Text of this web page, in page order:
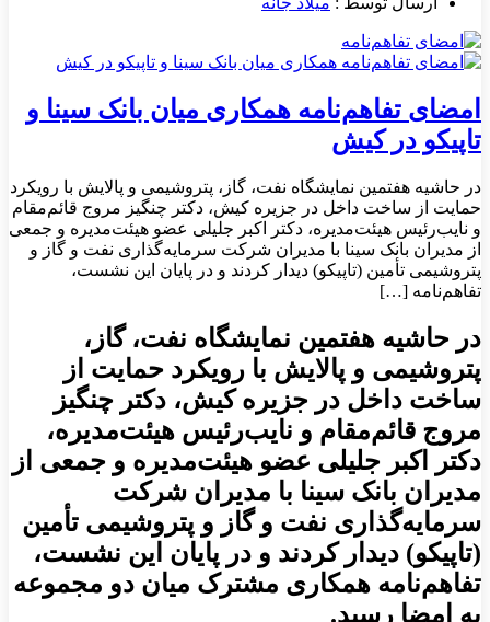
امضای تفاهم‌نامه همکاری میان بانک سینا و
تاپیکو در کیش
در حاشیه هفتمین نمایشگاه نفت، گاز، پتروشیمی و پالایش با رویکرد
حمایت از ساخت داخل در جزیره کیش، دکتر چنگیز مروج قائم‌مقام
و نایب‌رئیس هیئت‌مدیره، دکتر اکبر جلیلی عضو هیئت‌مدیره و جمعی
از مدیران بانک سینا با مدیران شرکت سرمایه‌گذاری نفت و گاز و
پتروشیمی تأمین (تاپیکو) دیدار کردند و در پایان این نشست،
تفاهم‌نامه […]
در حاشیه هفتمین نمایشگاه نفت، گاز،
پتروشیمی و پالایش با رویکرد حمایت از
ساخت داخل در جزیره کیش، دکتر چنگیز
مروج قائم‌مقام و نایب‌رئیس هیئت‌مدیره،
دکتر اکبر جلیلی عضو هیئت‌مدیره و جمعی از
مدیران بانک سینا با مدیران شرکت
سرمایه‌گذاری نفت و گاز و پتروشیمی تأمین
(تاپیکو) دیدار کردند و در پایان این نشست،
تفاهم‌نامه همکاری مشترک میان دو مجموعه
به امضا رسید.